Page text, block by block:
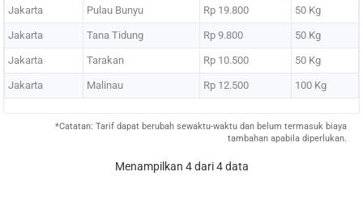
Jakarta Pulau Bunyu Rp 19.800 50 Kg
Jakarta Tana Tidung Rp 9.800 50 Kg
Jakarta Tarakan Rp 10.500 50 Kg
Jakarta Malinau Rp 12.500 100 Kg
*Catatan: Tarif dapat berubah sewaktu-waktu dan belum termasuk biaya
tambahan apabila diperlukan.
Menampilkan 4 dari 4 data